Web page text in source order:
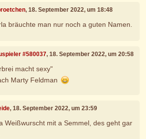
, 18. September 2022, um 18:48
bräuchte man nur noch a guten Namen.
#580037, 18. September 2022, um 20:58
macht sexy"
Marty Feldman
, 18. September 2022, um 23:59
Weißwurscht mit a Semmel, des geht gar